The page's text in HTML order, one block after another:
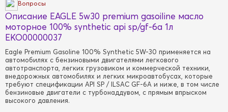
Вопросы
Описание EAGLE 5w30 premium gasoiline масло
моторное 100% synthetic api sp/gf-6a 1л
EKO00000037
Eagle Premium Gasoline 100% Synthetic 5W-30 применяется на
автомобилях с бензиновыми двигателями легкового
автотранспорта, легких грузовиком и коммерческой техники,
внедорожных автомобилях и легких микроавтобусах, которые
требуют спецификации API SP / ILSAC GF-6A и ниже, в том числе
бензиновые двигатели с турбонаддувом, с прямым впрыском
высокого давления.